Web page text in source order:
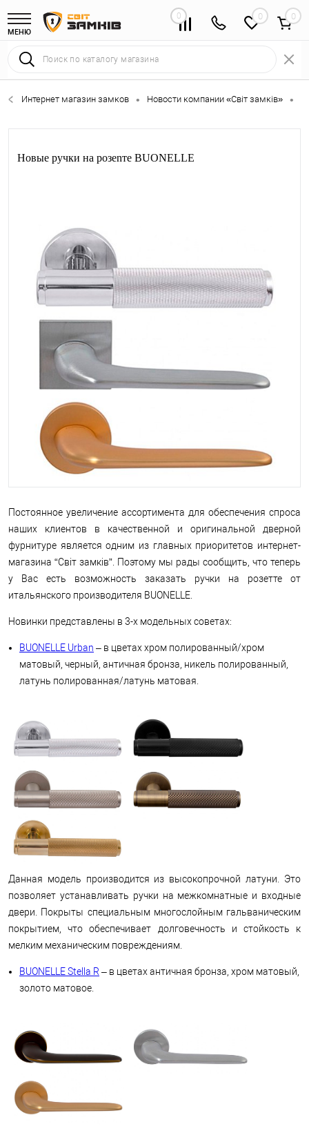
МЕНЮ
0 0
Интернет магазин замков • Новости компании «Світ замків» •
Новые ручки на розеnте BUONELLE
Постоянное увеличение ассортимента для обеспечения спроса
наших клиентов в качественной и оригинальной дверной
фурнитуре является одним из главных приоритетов интернет-
магазина “Світ замків”. Поэтому мы рады сообщить, что теперь
у Вас есть возможность заказать ручки на розетте от
итальянского производителя BUONELLE.
Новинки представлены в 3-х модельных советах:
BUONELLE Urban – в цветах хром полированный/хром
матовый, черный, античная бронза, никель полированный,
латунь полированная/латунь матовая.
Данная модель производится из высокопрочной латуни. Это
позволяет устанавливать ручки на межкомнатные и входные
двери. Покрыты специальным многослойным гальваническим
покрытием, что обеспечивает долговечность и стойкость к
мелким механическим повреждениям.
BUONELLE Stella R – в цветах античная бронза, хром матовый,
золото матовое.